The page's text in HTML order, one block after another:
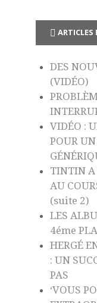
o
o
k
ARTICLES
DES
(VIDÉO)
VIDÉO :
POUR
TINTIN A
AU
(suite 2)
LES
4éme
HERGÉ
: UN
PAS
‘VOUS